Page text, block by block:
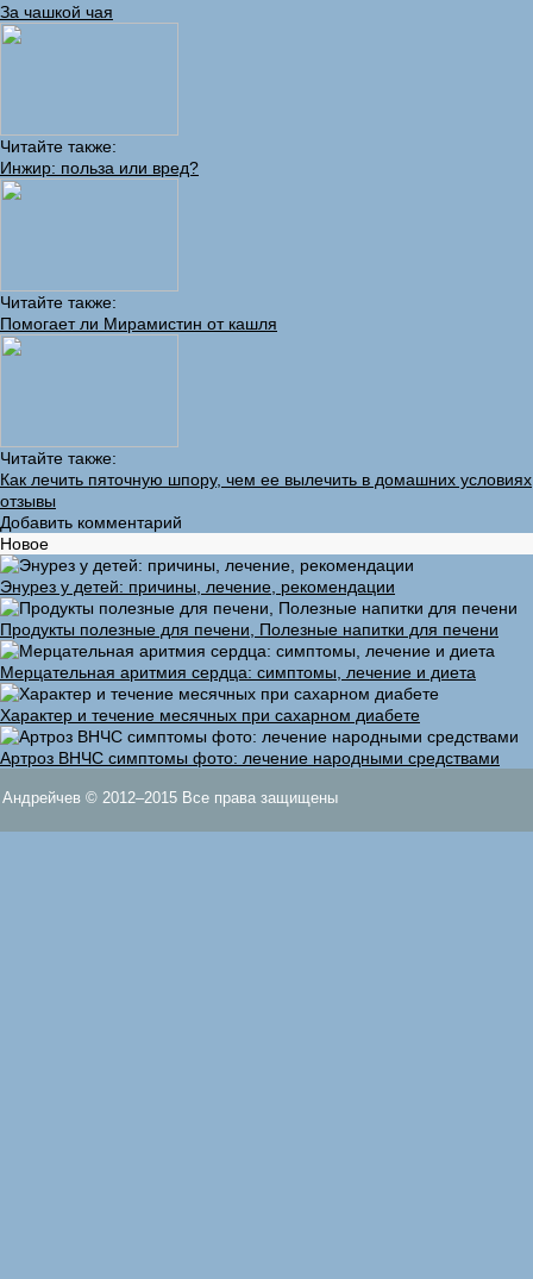
За чашкой чая
Читайте также:
Инжир: польза или вред?
Читайте также:
Помогает ли Мирамистин от кашля
Читайте также:
Как лечить пяточную шпору, чем ее вылечить в домашних условиях
отзывы
Добавить комментарий
Новое
Энурез у детей: причины, лечение, рекомендации
Продукты полезные для печени, Полезные напитки для печени
Мерцательная аритмия сердца: симптомы, лечение и диета
Характер и течение месячных при сахарном диабете
Артроз ВНЧС симптомы фото: лечение народными средствами
Андрейчев © 2012–2015 Все права защищены